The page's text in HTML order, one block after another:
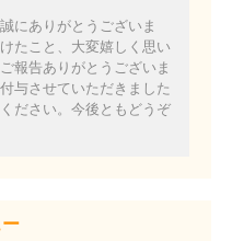
にありがとうございま
たこと、大変嬉しく思い
報告ありがとうございま
与させていただきました
ださい。今後ともどうぞ